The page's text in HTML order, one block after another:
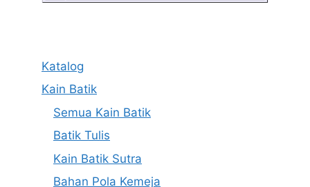
Katalog
Kain Batik
Semua Kain Batik
Batik Tulis
Kain Batik Sutra
Bahan Pola Kemeja